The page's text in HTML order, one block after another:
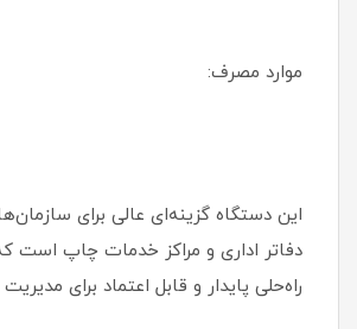
موارد مصرف:
این دستگاه گزینه‌ای عالی برای
دفاتر اداری و مراکز خدمات چاپ است
راه‌حلی پایدار و قابل اعتماد برای